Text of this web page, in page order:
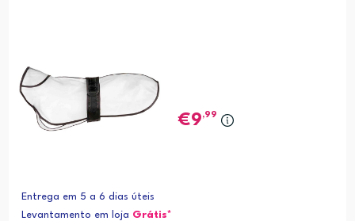
9,99
Entrega em 5 a 6 dias úteis
Levantamento em loja Grátis*